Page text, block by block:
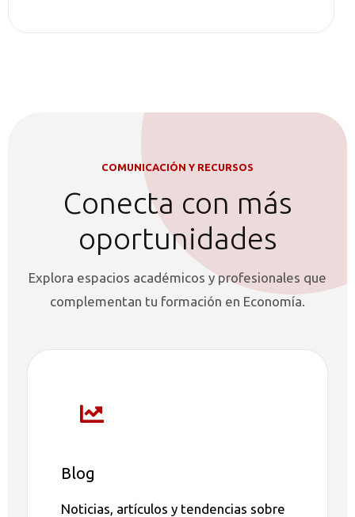
COMUNICACIÓN Y RECURSOS
Conecta con más
oportunidades
Explora espacios académicos y profesionales que
complementan tu formación en Economía.
Blog
Noticias, artículos y tendencias sobre